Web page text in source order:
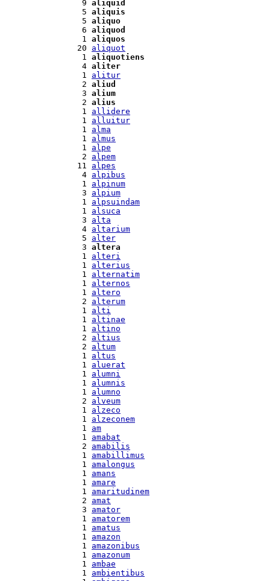
  9
aliquid
  5
aliquis
  5
aliquo
  6
aliquod
  1
aliquos
20 aliquot
  1
aliquotiens
  4
aliter
  1
alitur
  2
aliud
  3
alium
  2
alius
  1
allidere
  1
alluitur
  1
alma
  1
almus
  1
alpe
  2
alpem
11 alpes
  4
alpibus
  1
alpinum
  3
alpium
  1
alpsuindam
  1
alsuca
  3
alta
  4
altarium
  5
alter
  3
altera
  1
alteri
  1
alterius
  1
alternatim
  1
alternos
  1
altero
  2
alterum
  1
alti
  1
altinae
  1
altino
  2
altius
  2
altum
  1
altus
  1
aluerat
  1
alumni
  1
alumnis
  1
alumno
  2
alveum
  1
alzeco
  1
alzeconem
  1
am
  1
amabat
  2
amabilis
  1
amabillimus
  1
amalongus
  1
amans
  1
amare
  1
amaritudinem
  2
amat
  3
amator
  1
amatorem
  1
amatus
  1
amazon
  1
amazonibus
  1
amazonum
  1
ambae
  1
ambientibus